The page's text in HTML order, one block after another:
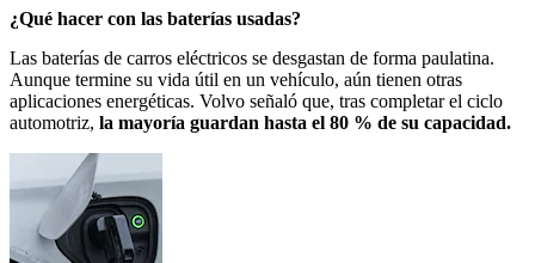
¿Qué hacer con las baterías usadas?
Las baterías de carros eléctricos se desgastan de forma paulatina.
Aunque termine su vida útil en un vehículo, aún tienen otras
aplicaciones energéticas. Volvo señaló que, tras completar el ciclo
automotriz, la mayoría guardan hasta el 80 % de su capacidad.